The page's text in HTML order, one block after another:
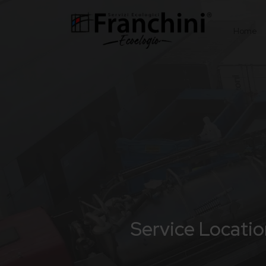
Service
Service